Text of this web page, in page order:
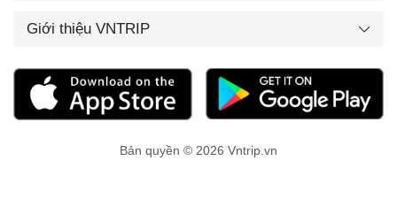
Giới thiệu VNTRIP
Bản quyền © 2026 Vntrip.vn